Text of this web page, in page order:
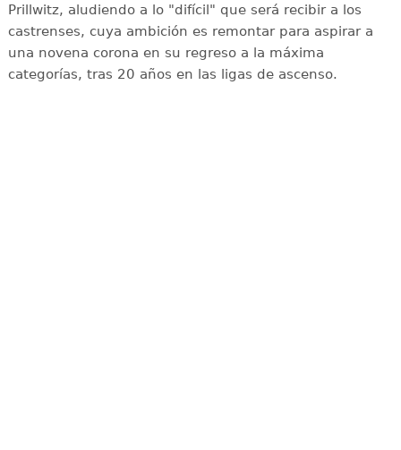
Prillwitz, aludiendo a lo "difícil" que será recibir a los
castrenses, cuya ambición es remontar para aspirar a
una novena corona en su regreso a la máxima
categorías, tras 20 años en las ligas de ascenso.